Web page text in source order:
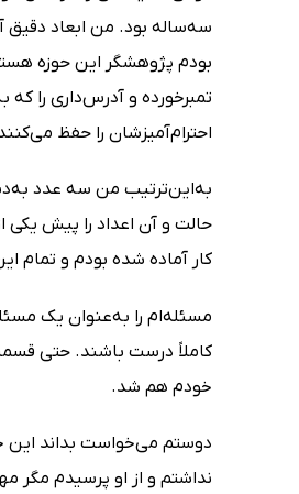
سه‌ساله بود. من ابعاد دقیق
بودم پژوهشگر این حوزه
تمبرخورده و آدرس‌داری را
احترام‌آمیزشان را حفظ
به‌این‌ترتیب من سه عدد
حالت و آن اعداد را پیش یکی
کار آماده شده بودم و تمام
مسئله‌ام را به‌عنوان یک
کاملاً درست باشند. حتی
خودم هم شد.
دوستم می‌خواست بداند این
نداشتم و از او پرسیدم مگر